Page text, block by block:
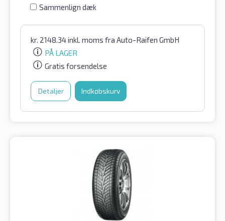
Sammenlign dæk
kr. 2148.34inkl. moms fra Auto-Raifen GmbH
PÅ LAGER
Gratis forsendelse
Detaljer Indkøbskurv